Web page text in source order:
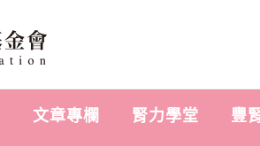
文章專欄 腎力學堂 豐